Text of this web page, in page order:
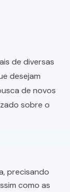
de diversas
desejam
de novos
sobre o
precisando
como as